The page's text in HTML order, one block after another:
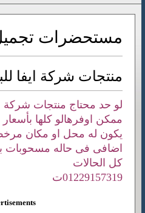
مستحضرات
منتجات شركة ايفا
لو حد محتاج منتجات شركة
ممكن اوفرهالو كلها
يكون له محل او مكان
اضافى فى حاله مسحوبات
كل الحالات
01229157319ت